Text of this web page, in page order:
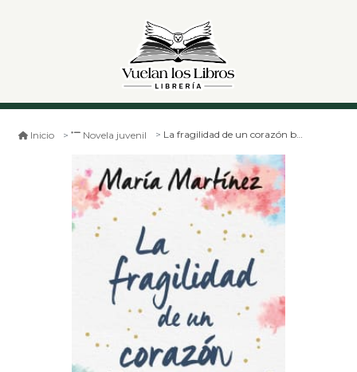
Inicio Novela juvenil La fragilidad de un corazón bajo la lluvia